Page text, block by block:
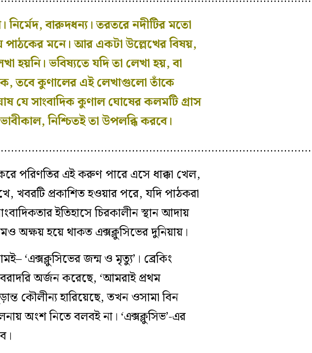
বারুদধন্য। তরতরে নদীটির মতো
পাঠকের মনে। আর একটা উল্লেখের বিষয়,
হয়নি। ভবিষ্যতে যদি তা লেখা হয়, বা
তবে কুণালের এই লেখাগুলো তাঁকে
যে সাংবাদিক কুণাল ঘোষের কলমটি গ্রাস
নিশ্চিতই তা উপলব্ধি করবে।
পরিণতির এই করুণ পারে এসে ধাক্কা খেল,
খবরটি প্রকাশিত হওয়ার পরে, যদি পাঠকরা
ইতিহাসে চিরকালীন স্থান আদায়
অক্ষয় হয়ে থাকত এক্সক্লুসিভের দুনিয়ায়।
‘এক্সক্লুসিভের জন্ম ও মৃত্যু’। ব্রেকিং
অর্জন করেছে, ‘আমরাই প্রথম
কৌলীন্য হারিয়েছে, তখন ওসামা বিন
অংশ নিতে বলবই না। ‘এক্সক্লুসিভ’-এর